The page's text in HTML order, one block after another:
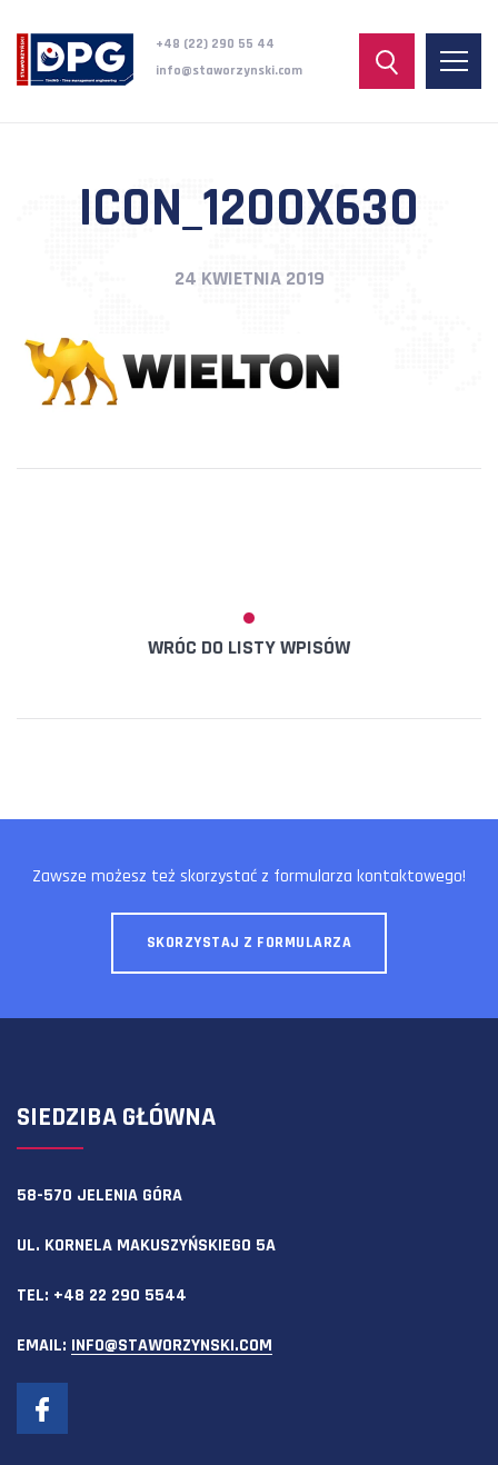
+48 (22) 290 55 44
info@staworzynski.com
ICON_1200X630
24 KWIETNIA 2019
WRÓC DO LISTY WPISÓW
Zawsze możesz też skorzystać z formularza kontaktowego!
SKORZYSTAJ Z FORMULARZA
SIEDZIBA GŁÓWNA
58-570 JELENIA GÓRA
UL. KORNELA MAKUSZYŃSKIEGO 5A
TEL: +48 22 290 5544
EMAIL: INFO@STAWORZYNSKI.COM